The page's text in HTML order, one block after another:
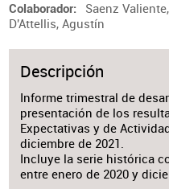
Colaborador Saenz
D'Attellis, Agustín
Descripción
Informe trimestral de
presentación de los
Expectativas y de
diciembre de 2021.
Incluye la serie histórica
entre enero de 2020 y